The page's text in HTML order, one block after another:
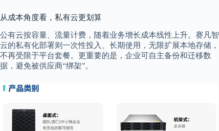
从成本角度看，私有云更划算
公有云按容量、流量计费，随着业务增长成本线性上升。赛凡智
云的私有化部署则一次性投入、长期使用，无限扩展本地存储，
不再受限于平台套餐。更重要的是，企业可自主备份和迁移数
据，避免被供应商“绑架”。